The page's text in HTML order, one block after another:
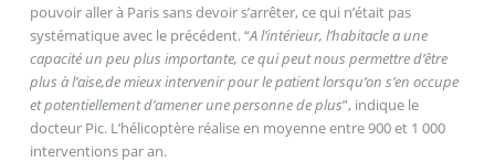
pouvoir aller à Paris sans devoir s’arrêter, ce qui n’était pas
systématique avec le précédent. “A l’intérieur, l’habitacle a une
capacité un peu plus importante, ce qui peut nous permettre d’être
plus à l’aise,de mieux intervenir pour le patient lorsqu’on s’en occupe
et potentiellement d’amener une personne de plus”, indique le
docteur Pic. L’hélicoptère réalise en moyenne entre 900 et 1 000
interventions par an.